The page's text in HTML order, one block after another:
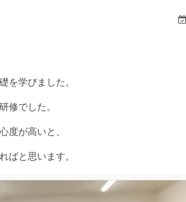
を学びました。
修でした。
度が高いと、
ばと思います。